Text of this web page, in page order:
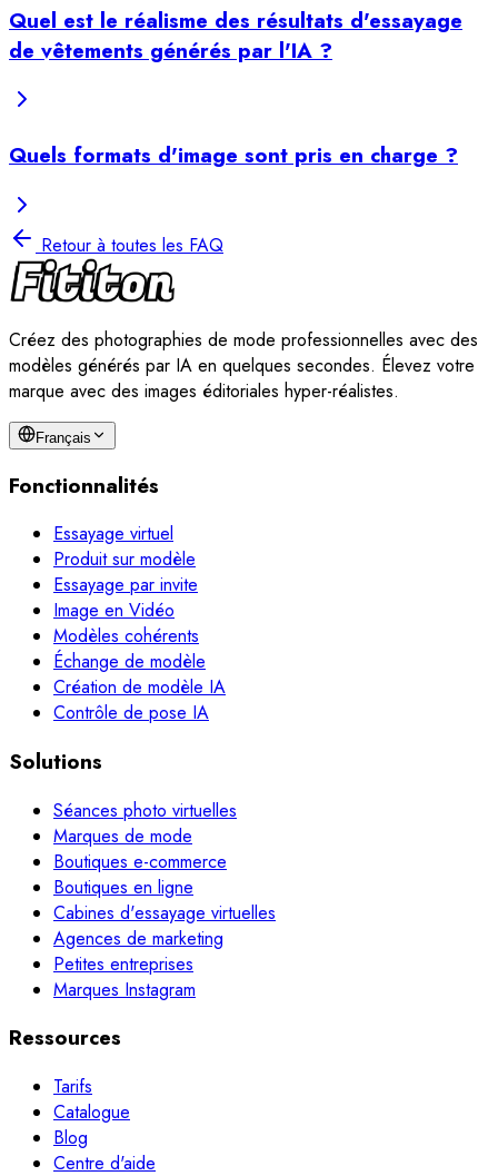
Quel est le réalisme des résultats d'essayage
de vêtements générés par l'IA ?
Quels formats d'image sont pris en charge ?
Retour à toutes les FAQ
Créez des photographies de mode professionnelles avec des
modèles générés par IA en quelques secondes. Élevez votre
marque avec des images éditoriales hyper-réalistes.
Français
Fonctionnalités
Essayage virtuel
Produit sur modèle
Essayage par invite
Image en Vidéo
Modèles cohérents
Échange de modèle
Création de modèle IA
Contrôle de pose IA
Solutions
Séances photo virtuelles
Marques de mode
Boutiques e-commerce
Boutiques en ligne
Cabines d'essayage virtuelles
Agences de marketing
Petites entreprises
Marques Instagram
Ressources
Tarifs
Catalogue
Blog
Centre d'aide